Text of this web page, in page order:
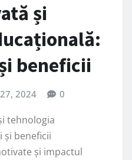
și
beneficii
2024 0
tehnologia
și beneficii
și impactul